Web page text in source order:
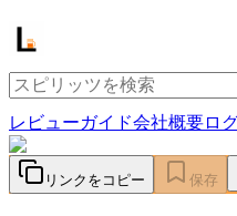
レビューガイド会社概要ロ
リンクをコピー 保存